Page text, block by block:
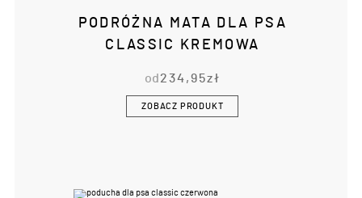
PODRÓŻNA MATA DLA PSA
CLASSIC KREMOWA
od234,95zł
ZOBACZ PRODUKT